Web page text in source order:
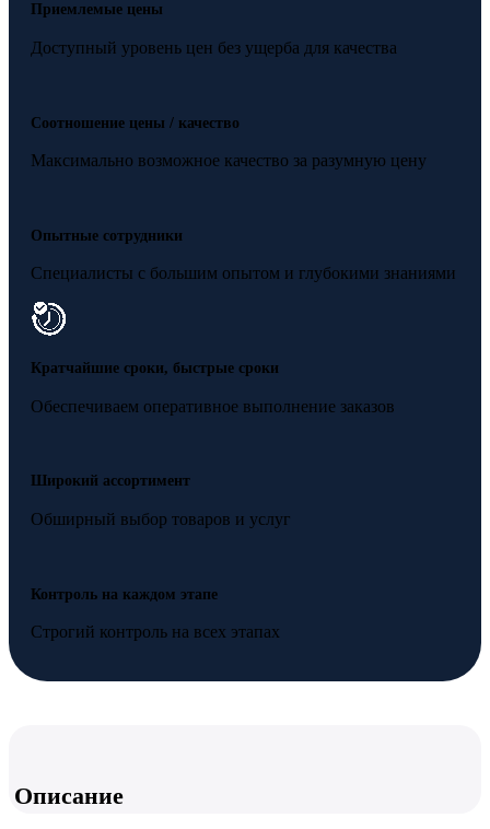
Приемлемые цены
Доступный уровень цен без ущерба для качества
Соотношение цены / качество
Максимально возможное качество за разумную цену
Опытные сотрудники
Специалисты с большим опытом и глубокими знаниями
Кратчайшие сроки, быстрые сроки
Обеспечиваем оперативное выполнение заказов
Широкий ассортимент
Обширный выбор товаров и услуг
Контроль на каждом этапе
Строгий контроль на всех этапах
Описание